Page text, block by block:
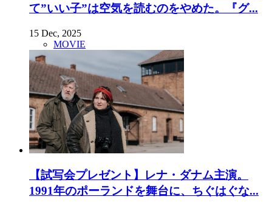
て”いい子”は空気を読むのをやめた。『グ...
15 Dec, 2025
MOVIE
【試写会プレゼント】レナ・ダナム主演。
1991年のポーランドを舞台に、ちぐはぐな...